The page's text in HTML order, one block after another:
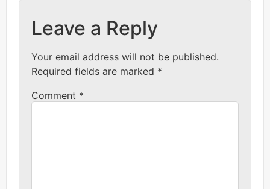
Leave a Reply
Your email address will not be published.
Required fields are marked *
Comment *